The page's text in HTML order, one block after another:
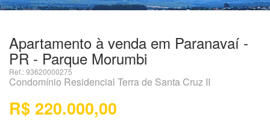
Apartamento à venda em Paranavaí -
PR - Parque Morumbi
Ref.: 93620000275
Condomínio Residencial Terra de Santa Cruz II
R$ 220.000,00